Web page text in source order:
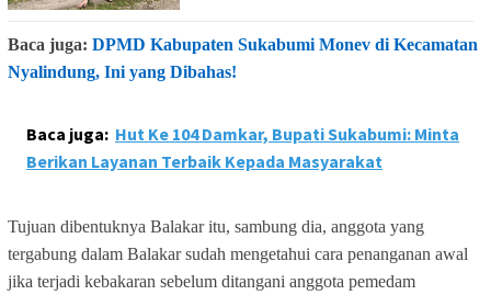
Baca juga: DPMD Kabupaten Sukabumi Monev di Kecamatan
Nyalindung, Ini yang Dibahas!
Baca juga: Hut Ke 104 Damkar, Bupati Sukabumi: Minta
Berikan Layanan Terbaik Kepada Masyarakat
Tujuan dibentuknya Balakar itu, sambung dia, anggota yang
tergabung dalam Balakar sudah mengetahui cara penanganan awal
jika terjadi kebakaran sebelum ditangani anggota pemedam